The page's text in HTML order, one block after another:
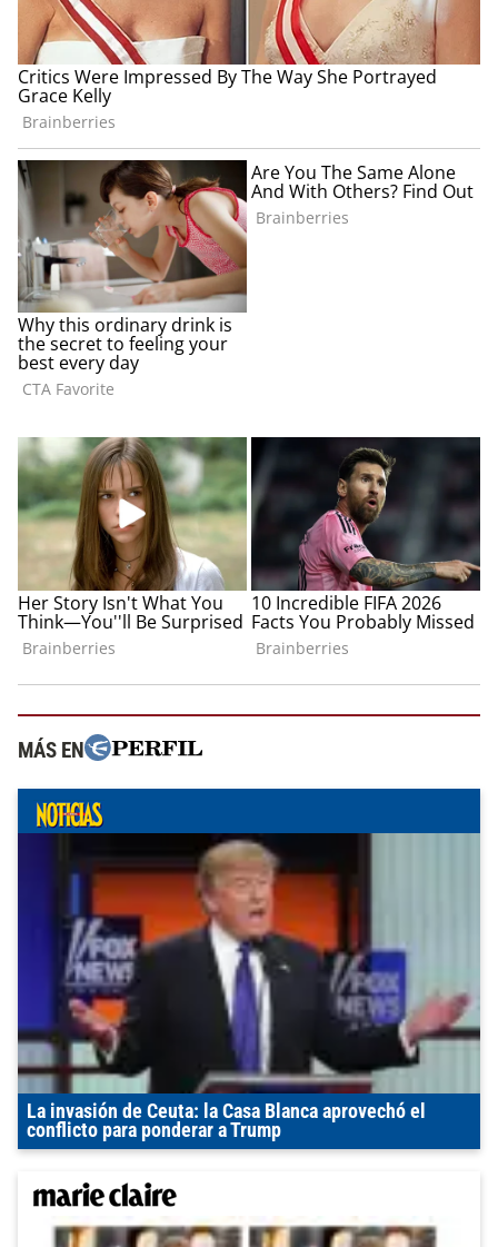
MÁS EN
La invasión de Ceuta: la Casa Blanca aprovechó el
conflicto para ponderar a Trump